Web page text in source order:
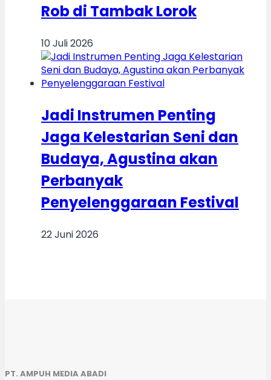
Rob di Tambak Lorok
10 Juli 2026
Jadi Instrumen Penting
Jaga Kelestarian Seni dan
Budaya, Agustina akan
Perbanyak
Penyelenggaraan Festival
22 Juni 2026
PT. AMPUH MEDIA ABADI